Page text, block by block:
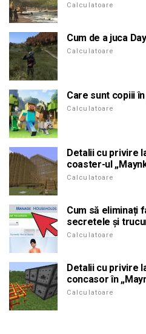
Calculatoare
Cum de a juca
Calculatoare
Care sunt copiii
Calculatoare
Detalii cu privire
coaster-ul
Calculatoare
Cum să eliminați
secretele și
Calculatoare
Detalii cu privire
concasor în
Calculatoare